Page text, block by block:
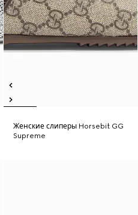
Женские слиперы Horsebit GG
Supreme